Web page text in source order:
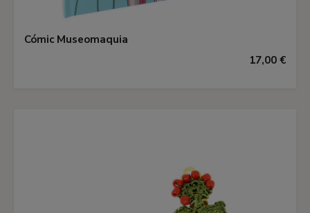
Cómic Museomaquia
17,00 €